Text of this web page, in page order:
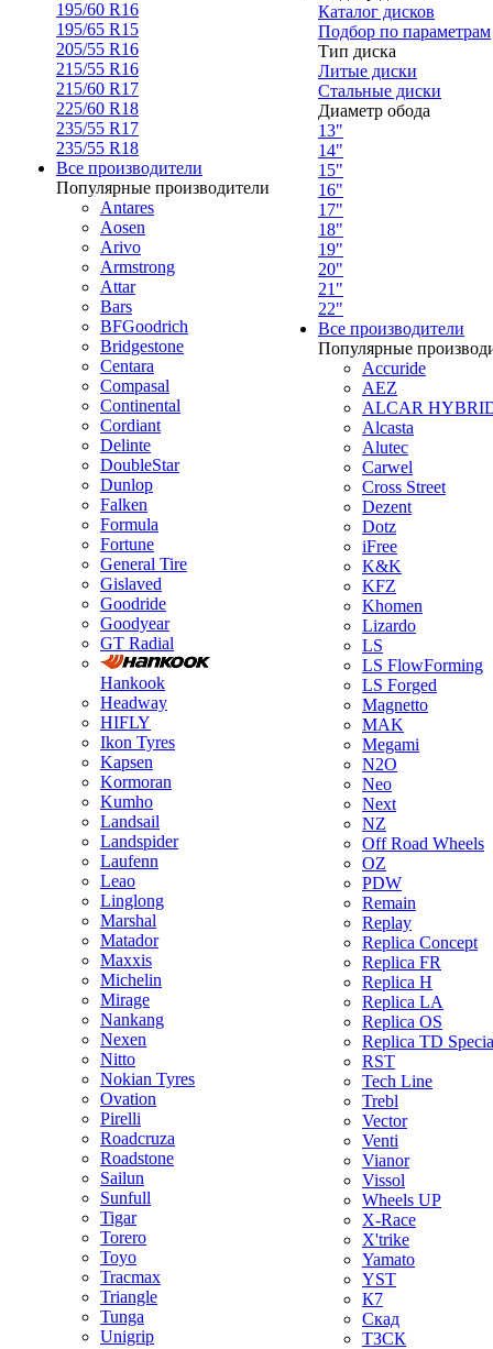
195/60 R16
195/65 R15
205/55 R16
215/55 R16
215/60 R17
225/60 R18
235/55 R17
235/55 R18
Все производители
Популярные производители
Antares
Aosen
Arivo
Armstrong
Attar
Bars
BFGoodrich
Bridgestone
Centara
Compasal
Continental
Cordiant
Delinte
DoubleStar
Dunlop
Falken
Formula
Fortune
General Tire
Gislaved
Goodride
Goodyear
GT Radial
Hankook
Headway
HIFLY
Ikon Tyres
Kapsen
Kormoran
Kumho
Landsail
Landspider
Laufenn
Leao
Linglong
Marshal
Matador
Maxxis
Michelin
Mirage
Nankang
Nexen
Nitto
Nokian Tyres
Ovation
Pirelli
Roadcruza
Roadstone
Sailun
Sunfull
Tigar
Torero
Toyo
Tracmax
Triangle
Tunga
Unigrip
Каталог дисков
Подбор по параметрам
Тип диска
Литые диски
Стальные диски
Диаметр обода
13"
14"
15"
16"
17"
18"
19"
20"
21"
22"
Все производители
Популярные
Accuride
AEZ
ALCAR
Alcasta
Alutec
Carwel
Cross Street
Dezent
Dotz
iFree
K&K
KFZ
Khomen
Lizardo
LS
LS FlowForming
LS Forged
Magnetto
MAK
Megami
N2O
Neo
Next
NZ
Off Road Wheels
OZ
PDW
Remain
Replay
Replica Concept
Replica FR
Replica H
Replica LA
Replica OS
Replica TD
RST
Tech Line
Trebl
Vector
Venti
Vianor
Vissol
Wheels UP
X-Race
X'trike
Yamato
YST
К7
Скад
ТЗСК